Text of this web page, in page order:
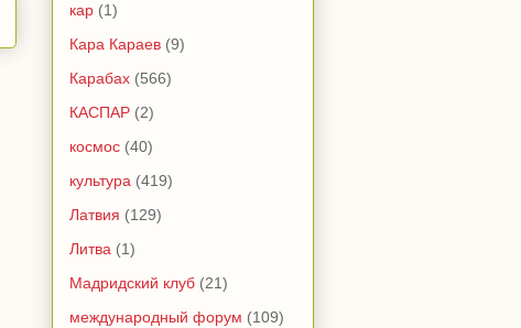
кар (1)
Кара Караев (9)
Карабах (566)
КАСПАР (2)
космос (40)
культура (419)
Латвия (129)
Литва (1)
Мадридский клуб (21)
международный форум (109)